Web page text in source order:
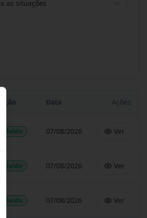
as situações
Data Ações
07/08/2026 Ver
07/08/2026 Ver
07/08/2026 Ver